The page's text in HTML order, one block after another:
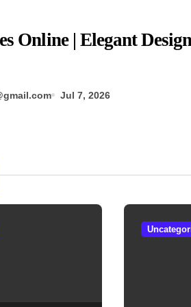
Online | Elegant
Jul 7, 2026